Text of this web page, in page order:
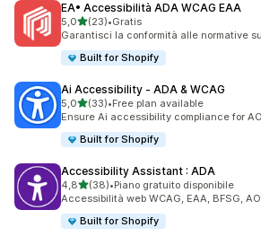
EA• Accessibilità ADA WCAG EAA
5,0stelle su 5
(23)
23 recensioni totali
•Gratis
Garantisci la conformità alle normative
Built for Shopify
Ai Accessibility ‑ ADA & WCAG
5,0stelle su 5
(33)
33 recensioni totali
•Free plan available
Ensure Ai accessibility compliance for
Built for Shopify
Accessibility Assistant : ADA
4,8stelle su 5
(38)
38 recensioni totali
•Piano gratuito disponibile
Accessibilità web WCAG, EAA, BFSG,
Built for Shopify